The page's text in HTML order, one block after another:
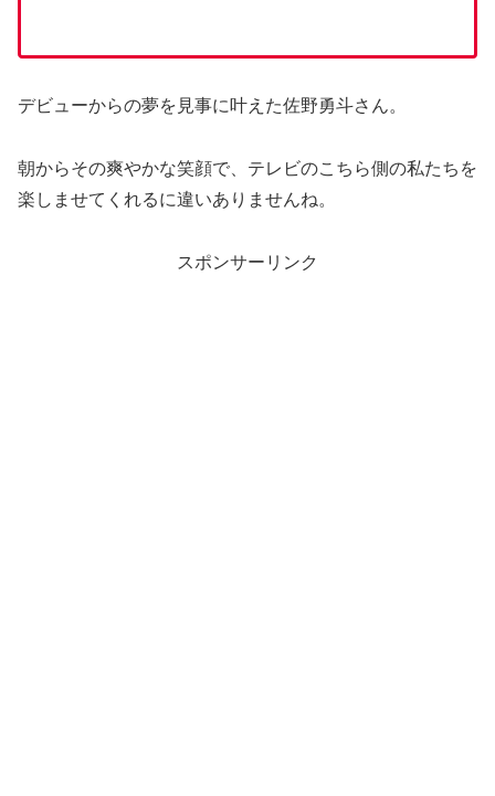
デビューからの夢を見事に叶えた佐野勇斗さん。
朝からその爽やかな笑顔で、テレビのこちら側の私たちを
楽しませてくれるに違いありませんね。
スポンサーリンク